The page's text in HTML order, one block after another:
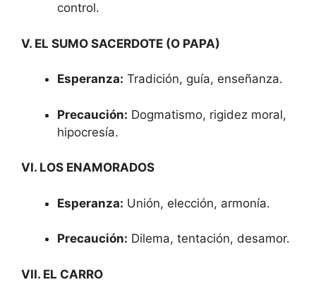
control.
V. EL SUMO SACERDOTE (O PAPA)
Esperanza: Tradición, guía, enseñanza.
Precaución: Dogmatismo, rigidez moral,
hipocresía.
VI. LOS ENAMORADOS
Esperanza: Unión, elección, armonía.
Precaución: Dilema, tentación, desamor.
VII. EL CARRO